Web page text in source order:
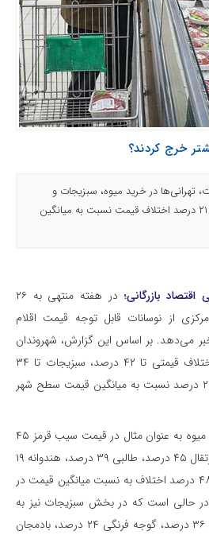
خرج کردند؟
به ۲۶ اردیبهشت، تهرانی‌ها در خرید میوه، سبزیجات و
گوشت گوسفندی تا ۴۲، ۳۴ و ۲۱ درصد اختلاف قیمت نسبت به میانگین
اقتصاد بازرگانی؛
در هفته منتهی به ۲۶
از نوسانات قابل توجه قیمت اقلام
می‌دهد. بر اساس این گزارش، شهروندان
تهرانی هنگام خرید میوه با اختلاف قیمتی تا ۴۲ درصد، سبزیجات تا ۳۴
درصد و گوشت گوسفندی تا ۲۱ درصد نسبت به میانگین قیمت سطح شهر
بر اساس این گزارش در بخش میوه به عنوان مثال در قیمت سیب قرمز ۴۵
درصد، سیب زرد ۵۰ درصد، پرتقال ۴۵ درصد، طالبی ۳۹ درصد، هندوانه ۱۹
درصد، موز ۲۹ درصد و کیوی ۴۸ درصد اختلاف به نسبت میانگین قیمت در
حالی است که در بخش سبزیجات نیز به
صورت میانگین در قیمت خیار ۳۶ درصد، گوجه فرنگی ۲۴ درصد، بادمجان